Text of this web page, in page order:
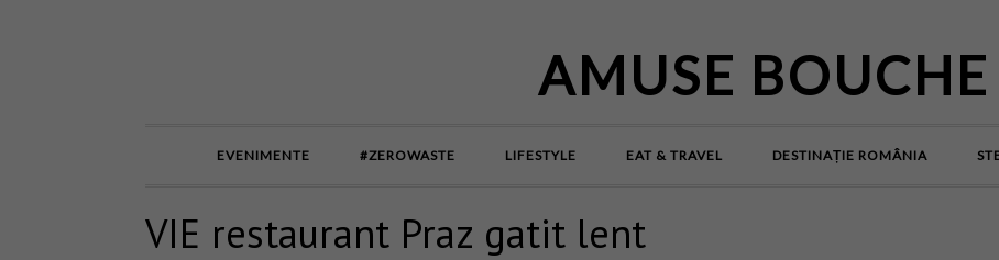
AMUSE BOUCHE
EVENIMENTE #ZEROWASTE LIFESTYLE EAT & TRAVEL DESTINAȚIE ROMÂNIA
VIE restaurant Praz gatit lent